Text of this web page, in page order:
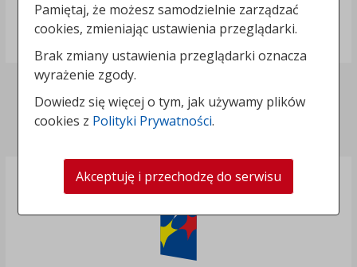
NIP: 8891269126
Deklaracja dostępności
Polityka prywatności
Pamiętaj, że możesz samodzielnie zarządzać
cookies, zmieniając ustawienia przeglądarki.
Brak zmiany ustawienia przeglądarki oznacza
wyrażenie zgody.
Dowiedz się więcej o tym, jak używamy plików
cookies z Polityki Prywatności.
Akceptuję i przechodzę do serwisu